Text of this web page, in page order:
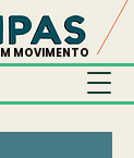
MOVIMENTO